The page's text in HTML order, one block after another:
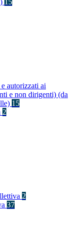
15
autorizzati ai
e non dirigenti) (da
15
2
2
37